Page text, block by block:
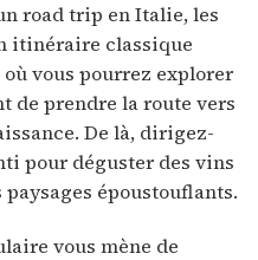
road trip en Italie, les
itinéraire classique
vous pourrez explorer
de prendre la route vers
De là, dirigez-
pour déguster des vins
époustouflants.
vous mène de